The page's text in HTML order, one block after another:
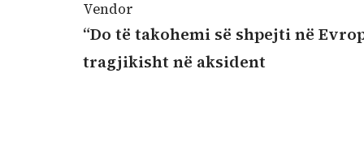
Vendor
“Do të takohemi së shpejti në
tragjikisht në aksident